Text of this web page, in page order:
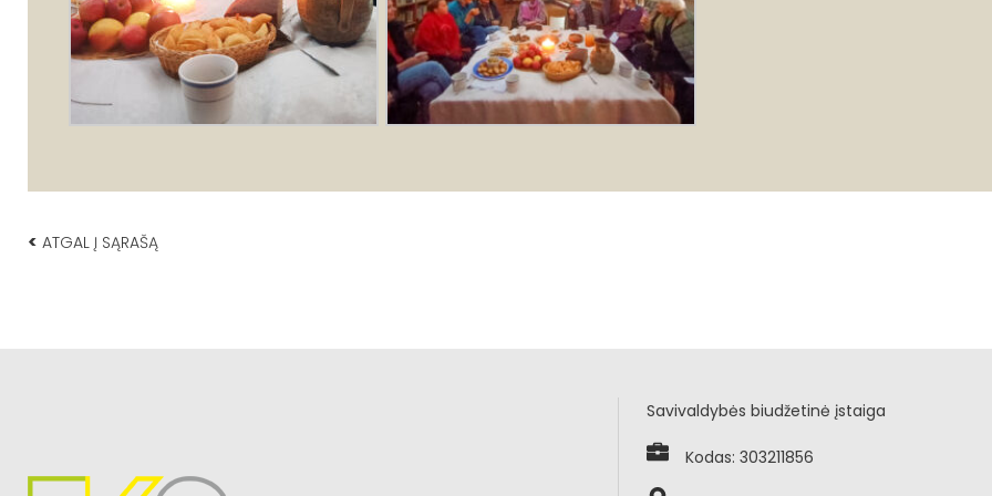
< ATGAL Į SĄRAŠĄ
Savivaldybės biudžetinė įstaiga
Kodas: 303211856